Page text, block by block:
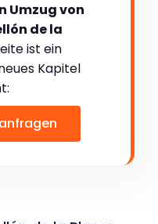
Umzug von
de la
ist ein
Kapitel